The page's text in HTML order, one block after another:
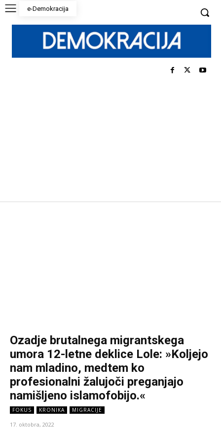
e-Demokracija
Ozadje brutalnega migrantskega
umora 12-letne deklice Lole: »Koljejo
nam mladino, medtem ko
profesionalni žalujoči preganjajo
namišljeno islamofobijo.«
FOKUS KRONIKA MIGRACIJE
17. oktobra, 2022